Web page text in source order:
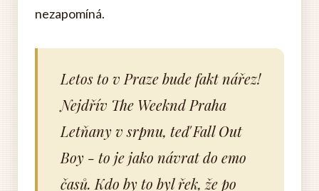
nezapomíná.
Letos to v Praze bude fakt nářez!
Nejdřív The Weeknd Praha
Letňany v srpnu, teď Fall Out
Boy - to je jako návrat do emo
časů. Kdo by to byl řek, že po